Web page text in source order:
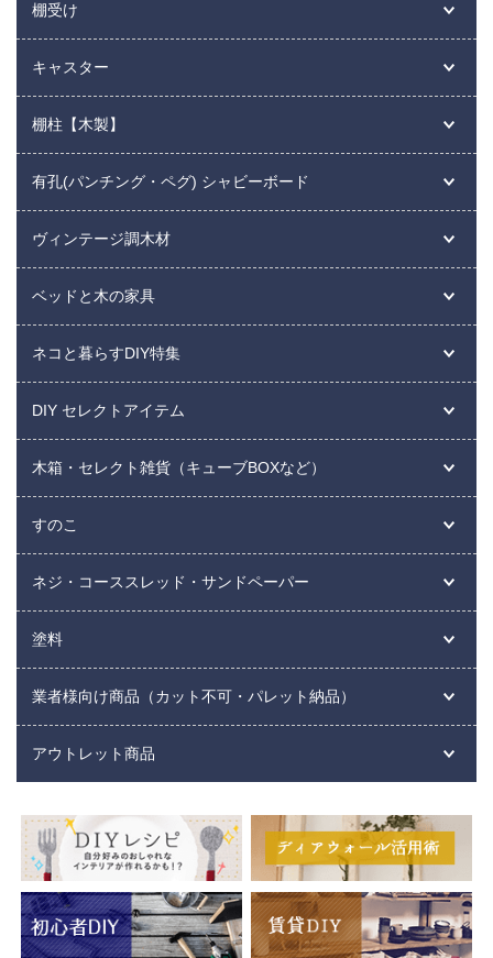
棚受け
キャスター
棚柱【木製】
有孔(パンチング・ペグ) シャビーボード
ヴィンテージ調木材
ベッドと木の家具
ネコと暮らすDIY特集
DIY セレクトアイテム
木箱・セレクト雑貨（キューブBOXなど）
すのこ
ネジ・コーススレッド・サンドペーパー
塗料
業者様向け商品（カット不可・パレット納品）
アウトレット商品